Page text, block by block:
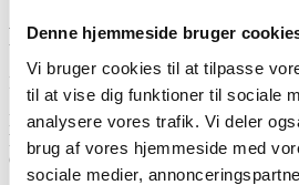
Denne hjemmeside bruger
Vi bruger cookies til at tilpasse
til at vise dig funktioner til sociale
analysere vores trafik. Vi deler
brug af vores hjemmeside med
sociale medier,
Fakta og myter om
Fakta og myter om billige extensions
Hår extensions: Fakta vs. Myter – Hvad
har branchen for hår extensions
Googler man emnet